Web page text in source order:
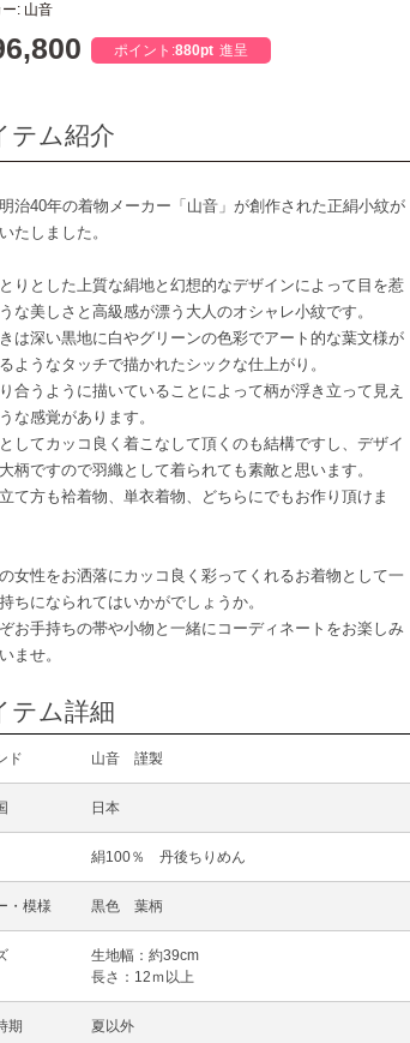
ー: 山音
ポイント:880pt 進呈
テム紹介
治40年の着物メーカー「山音」が創作された正絹小紋が
たしました。
りとした上質な絹地と幻想的なデザインによって目を惹
な美しさと高級感が漂う大人のオシャレ小紋です。
は深い黒地に白やグリーンの色彩でアート的な葉文様が
ようなタッチで描かれたシックな仕上がり。
合うように描いていることによって柄が浮き立って見え
な感覚があります。
してカッコ良く着こなして頂くのも結構ですし、デザイ
柄ですので羽織として着られても素敵と思います。
て方も袷着物、単衣着物、どちらにでもお作り頂けま
女性をお洒落にカッコ良く彩ってくれるお着物として一
ちになられてはいかがでしょうか。
お手持ちの帯や小物と一緒にコーディネートをお楽しみ
ませ。
テム詳細
ド 山音 謹製
日本
絹100％ 丹後ちりめん
・模様 黒色 葉柄
生地幅：約39cm
長さ：12ｍ以上
期 夏以外